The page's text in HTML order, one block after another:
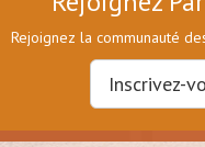
Rejoignez la communauté
Inscrivez-